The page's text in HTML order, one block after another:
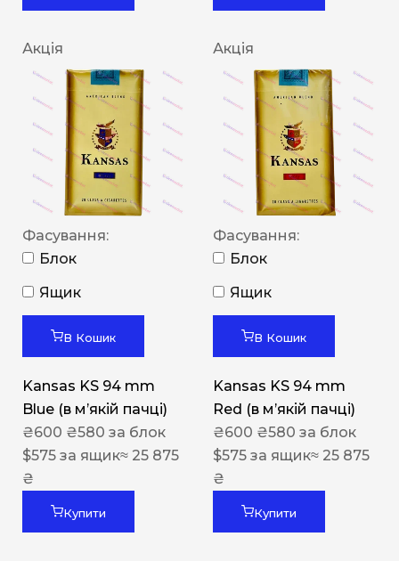
Акція
Фасування:
Блок
Ящик
В Кошик
Kansas KS 94 mm
Blue (в мʼякій пачці)
₴600 ₴580 за блок
$575 за ящик≈ 25 875
₴
Купити
Акція
Фасування:
Блок
Ящик
В Кошик
Kansas KS 94 mm
Red (в мʼякій пачці)
₴600 ₴580 за блок
$575 за ящик≈ 25 875
₴
Купити